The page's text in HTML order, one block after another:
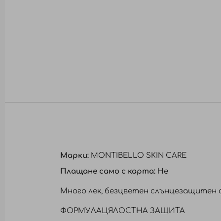
Марки: MONTIBELLO SKIN CARE
Плащане само с карта: Не
Много лек, безцветен слънцезащитен
ФОРМУЛАЦЯЛОСТНА ЗАЩИТА